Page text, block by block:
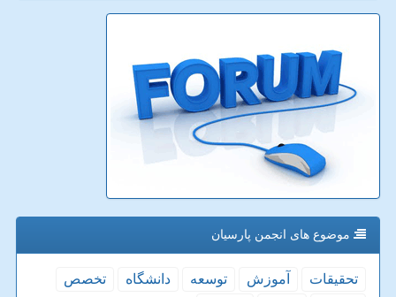
موضوع های انجمن پارسیان
تحقیقات آموزش توسعه دانشگاه
تخصص